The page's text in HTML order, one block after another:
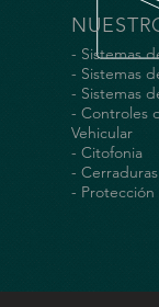
- Sistemas
- Sistemas
- Sistemas
- Controles
Vehicular
- Citofonia
-
- Protección